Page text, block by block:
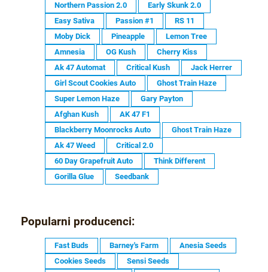
Northern Passion 2.0
Early Skunk 2.0
Easy Sativa
Passion #1
RS 11
Moby Dick
Pineapple
Lemon Tree
Amnesia
OG Kush
Cherry Kiss
Ak 47 Automat
Critical Kush
Jack Herrer
Girl Scout Cookies Auto
Ghost Train Haze
Super Lemon Haze
Gary Payton
Afghan Kush
AK 47 F1
Blackberry Moonrocks Auto
Ghost Train Haze
Ak 47 Weed
Critical 2.0
60 Day Grapefruit Auto
Think Different
Gorilla Glue
Seedbank
Popularni producenci:
Fast Buds Barney's Farm
Anesia Seeds
Cookies Seeds
Sensi Seeds